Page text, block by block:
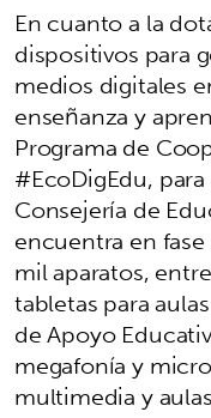
En cuanto a la
dispositivos para
medios digitales
enseñanza y
Programa de
#EcoDigEdu,
Consejería de
encuentra en
mil aparatos,
tabletas para
de Apoyo
megafonía y
multimedia y